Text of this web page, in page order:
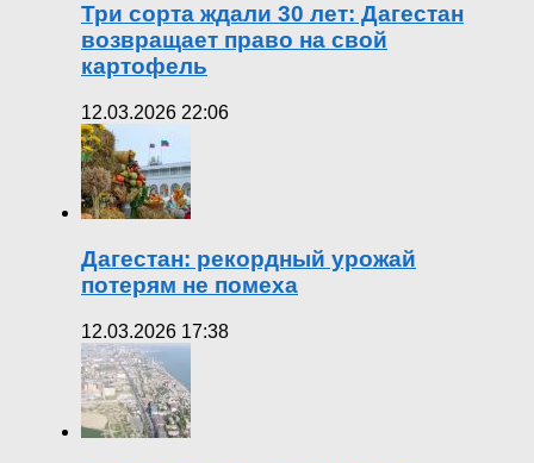
Три сорта ждали 30 лет: Дагестан
возвращает право на свой
картофель
12.03.2026 22:06
Дагестан: рекордный урожай
потерям не помеха
12.03.2026 17:38